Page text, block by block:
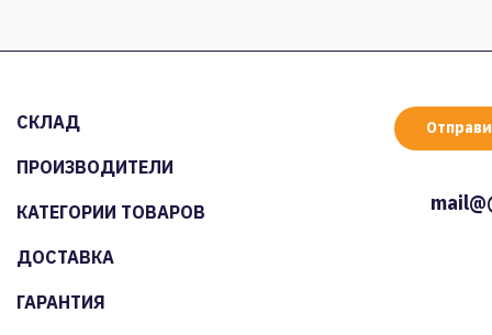
СКЛАД
ПРОИЗВОДИТЕЛИ
КАТЕГОРИИ ТОВАРОВ
ДОСТАВКА
ГАРАНТИЯ